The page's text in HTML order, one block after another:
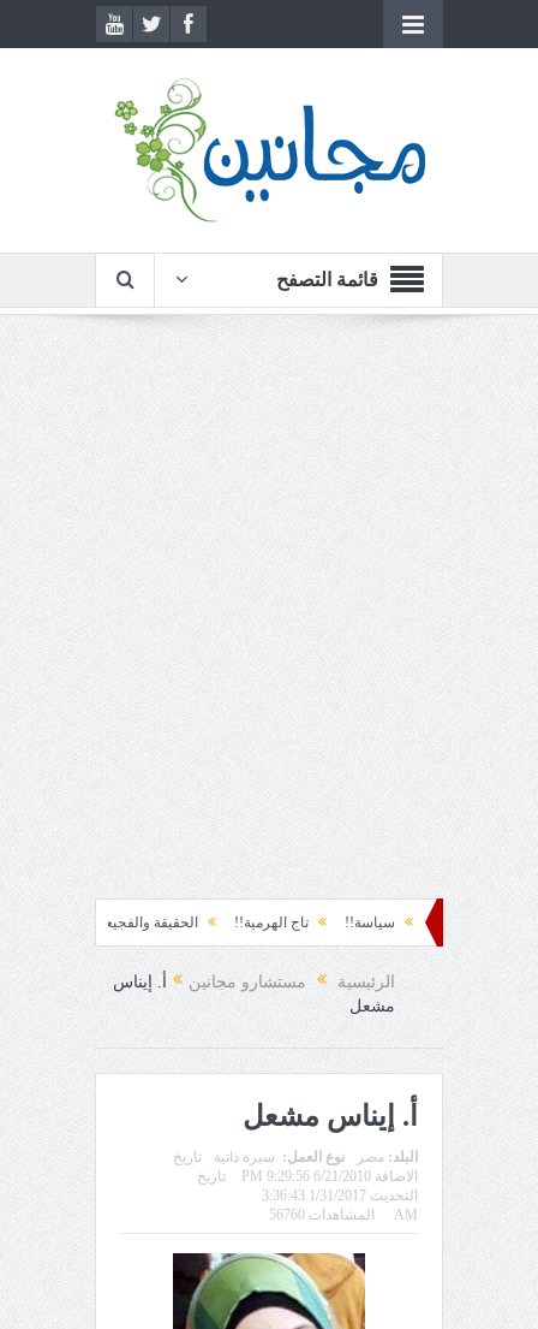
قائمة التصفح
نشوة!! سياسة!! تاج الهرمية!! الحقيقة والفجيعة!! لِقاءُ في المَطَرِ!
المفاجئ!
الرئيسية مستشارو مجانين
أ. إيناس
مشعل
أ. إيناس مشعل
البلد: مصر نوع العمل: سيرة ذاتية
تاريخ
الاضافة 6/21/2010 9:29:56 PM
تاريخ
التحديث 1/31/2017 3:36:43
AM
المشاهدات 56760